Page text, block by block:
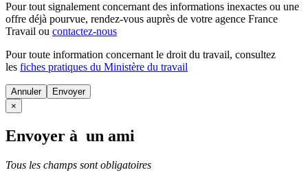
Pour tout signalement concernant des informations inexactes ou une
offre déjà pourvue, rendez-vous auprès de votre agence France
Travail ou contactez-nous
Pour toute information concernant le droit du travail, consultez
les fiches pratiques du Ministère du travail
Annuler
×
Envoyer à un ami
Tous les champs sont obligatoires